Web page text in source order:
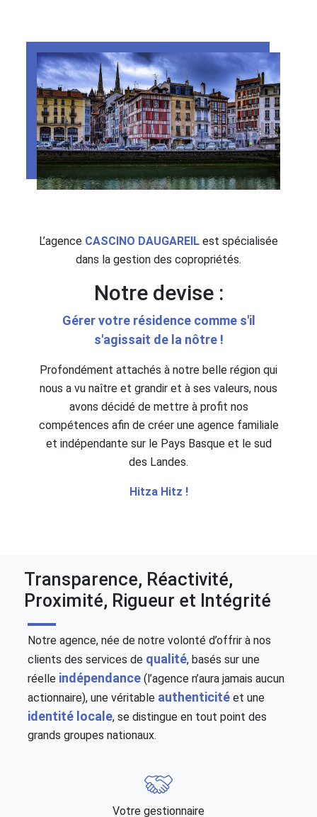
L’agence CASCINO DAUGAREIL est spécialisée
dans la gestion des copropriétés.
Notre devise :
Gérer votre résidence comme s'il
s'agissait de la nôtre !
Profondément attachés à notre belle région qui
nous a vu naître et grandir et à ses valeurs, nous
avons décidé de mettre à profit nos
compétences afin de créer une agence familiale
et indépendante sur le Pays Basque et le sud
des Landes.
Hitza Hitz !
Transparence, Réactivité,
Proximité, Rigueur et Intégrité
Notre agence, née de notre volonté d’offrir à nos
clients des services de qualité, basés sur une
réelle indépendance (l’agence n’aura jamais aucun
actionnaire), une véritable authenticité et une
identité locale, se distingue en tout point des
grands groupes nationaux.
Votre gestionnaire